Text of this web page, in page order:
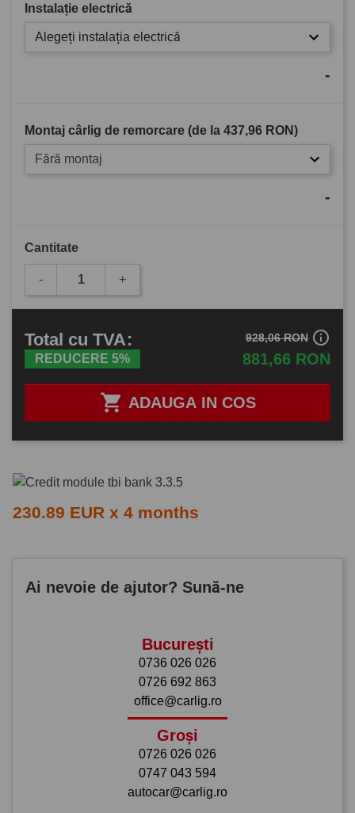
Instalație electrică
Alegeți instalația electrică
-
Montaj cârlig de remorcare (de la 437,96 RON)
Fără montaj
-
Cantitate
- +
 ADAUGA IN COS
Total cu TVA:
REDUCERE 5% 881,66 RON
928,06 RON info_outline
230.89 EUR x 4 months
Ai nevoie de ajutor? Sună-ne
București
0736 026 026
0726 692 863
office@carlig.ro
Groși
0726 026 026
0747 043 594
autocar@carlig.ro